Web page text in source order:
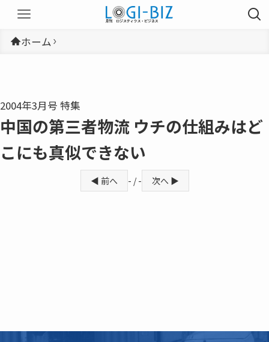
ホーム
2004年3月号 特集
中国の第三者物流 ウチの仕組みはど
こにも真似できない
◀ 前へ - / - 次へ ▶